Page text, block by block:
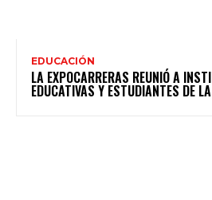
EDUCACIÓN
LA EXPOCARRERAS REUNIÓ A
EDUCATIVAS Y ESTUDIANTES DE